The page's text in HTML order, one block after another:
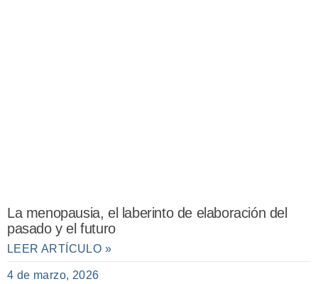
La menopausia, el laberinto de elaboración del
pasado y el futuro
LEER ARTÍCULO »
4 de marzo, 2026